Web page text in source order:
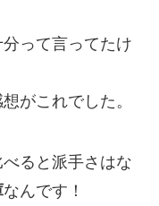
分って言ってたけ
がこれでした。
ると派手さはな
なんです！